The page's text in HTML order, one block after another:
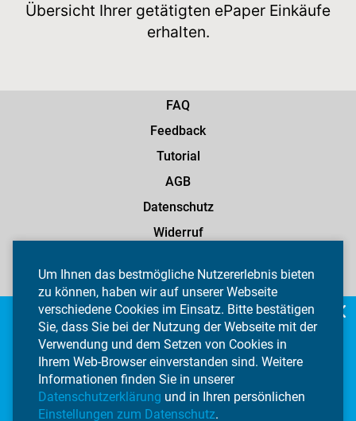
Übersicht Ihrer getätigten ePaper Einkäufe
erhalten.
FAQ
Feedback
Tutorial
AGB
Datenschutz
Widerruf
Privatsphäre-Einstellungen
Ihre Zeitung.
Jetzt auch als App!
Um Ihnen das bestmögliche Nutzererlebnis bieten
zu können, haben wir auf unserer Webseite
verschiedene Cookies im Einsatz. Bitte bestätigen
Sie, dass Sie bei der Nutzung der Webseite mit der
Verwendung und dem Setzen von Cookies in
Ihrem Web-Browser einverstanden sind. Weitere
Informationen finden Sie in unserer
Datenschutzerklärung und in Ihren persönlichen
Einstellungen zum Datenschutz.